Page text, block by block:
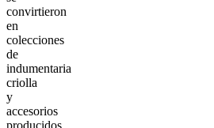
convirtieron
en
colecciones
de
indumentaria
criolla
y
accesorios